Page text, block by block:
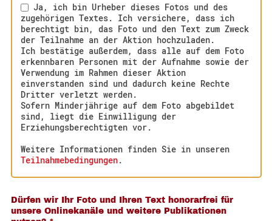
Ja, ich bin Urheber dieses Fotos und des
zugehörigen Textes. Ich versichere, dass ich
berechtigt bin, das Foto und den Text zum Zweck
der Teilnahme an der Aktion hochzuladen.
Ich bestätige außerdem, dass alle auf dem Foto
erkennbaren Personen mit der Aufnahme sowie der
Verwendung im Rahmen dieser Aktion
einverstanden sind und dadurch keine Rechte
Dritter verletzt werden.
Sofern Minderjährige auf dem Foto abgebildet
sind, liegt die Einwilligung der
Erziehungsberechtigten vor.
Weitere Informationen finden Sie in unseren
Teilnahmebedingungen.
Dürfen wir Ihr Foto und Ihren Text honorarfrei für
unsere Onlinekanäle und weitere Publikationen